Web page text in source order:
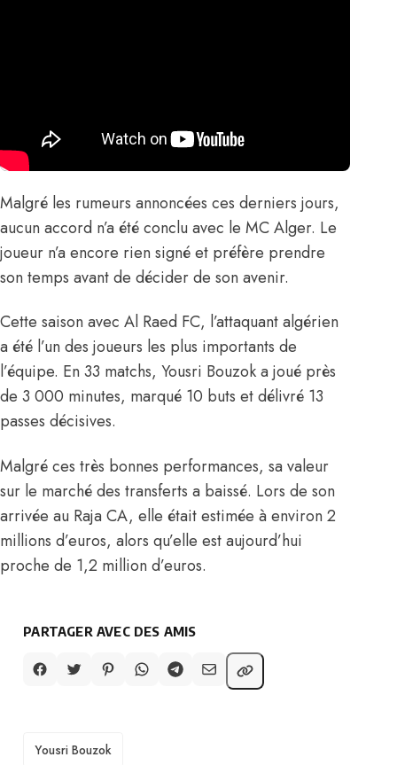
Malgré les rumeurs annoncées ces derniers jours,
aucun accord n’a été conclu avec le MC Alger. Le
joueur n’a encore rien signé et préfère prendre
son temps avant de décider de son avenir.
Cette saison avec Al Raed FC, l’attaquant algérien
a été l’un des joueurs les plus importants de
l’équipe. En 33 matchs, Yousri Bouzok a joué près
de 3 000 minutes, marqué 10 buts et délivré 13
passes décisives.
Malgré ces très bonnes performances, sa valeur
sur le marché des transferts a baissé. Lors de son
arrivée au Raja CA, elle était estimée à environ 2
millions d’euros, alors qu’elle est aujourd’hui
proche de 1,2 million d’euros.
PARTAGER AVEC DES AMIS
TAGS
Yousri Bouzok